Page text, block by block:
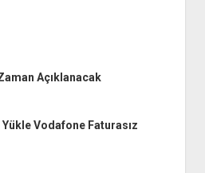
Tiktok Takipçi Hilesi
Açıklanacak
Vodafone Faturasız